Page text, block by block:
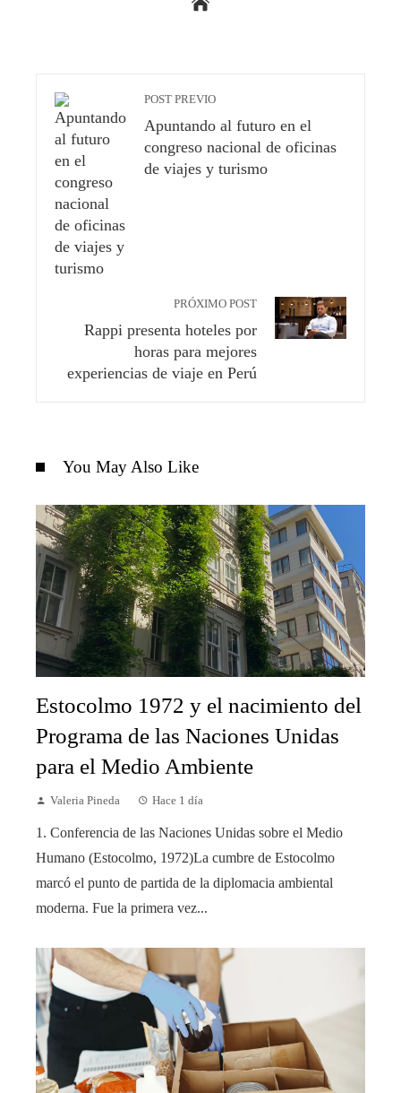
POST PREVIO
Apuntando al futuro en el
congreso nacional de oficinas
de viajes y turismo
PRÓXIMO POST
Rappi presenta hoteles por
horas para mejores
experiencias de viaje en Perú
You May Also Like
Estocolmo 1972 y el nacimiento del
Programa de las Naciones Unidas
para el Medio Ambiente
Valeria Pineda Hace 1 día
1. Conferencia de las Naciones Unidas sobre el Medio
Humano (Estocolmo, 1972)La cumbre de Estocolmo
marcó el punto de partida de la diplomacia ambiental
moderna. Fue la primera vez...